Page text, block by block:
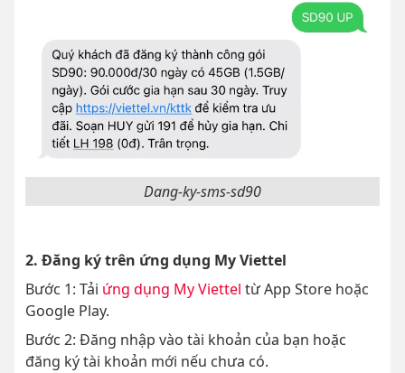
Dang-ky-sms-sd90
2. Đăng ký trên ứng dụng My Viettel
Bước 1: Tải ứng dụng My Viettel từ App Store hoặc
Google Play.
Bước 2: Đăng nhập vào tài khoản của bạn hoặc
đăng ký tài khoản mới nếu chưa có.